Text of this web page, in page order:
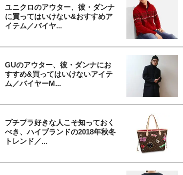
ユニクロのアウター、彼・ダンナ
に買ってはいけない&おすすめア
イテム／バイヤ...
GUのアウター、彼・ダンナにお
すすめ&買ってはいけないアイテ
ム／バイヤーM...
プチプラ好きな人こそ知っておく
べき、ハイブランドの2018年秋冬
トレンド／...